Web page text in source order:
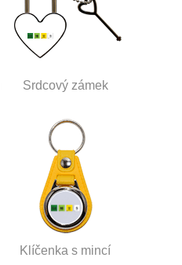
Srdcový zámek
Klíčenka s mincí